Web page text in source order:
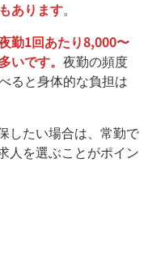
あります。
勤1回あたり8,000〜
いです。 夜勤の頻度
ると身体的な負担は
したい場合は、常勤で
人を選ぶことがポイン